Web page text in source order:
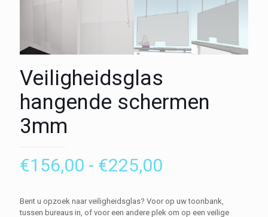
Veiligheidsglas
hangende schermen
3mm
€156,00 - €225,00
tot
Bent u opzoek naar veiligheidsglas? Voor op uw toonbank,
tussen bureaus in, of voor een andere plek om op een veilige